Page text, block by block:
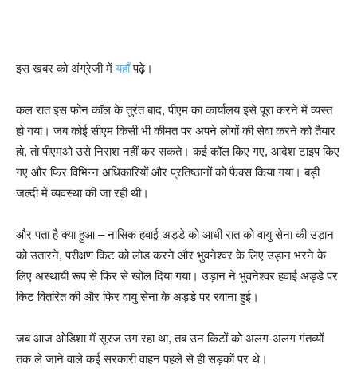
इस खबर को अंग्रेजी मेंयहाँपढ़े।
कल रात इस फोन कॉल के तुरंत बाद, पीएम का कार्यालय इसे पूरा करने में व्यस्त
हो गया। जब कोई सीएम किसी भी कीमत पर अपने लोगों की सेवा करने को तैयार
हो, तो पीएमओ उसे निराश नहीं कर सकते। कई कॉल किए गए, आदेश टाइप किए
गए और फिर विभिन्न अधिकारियों और प्रतिष्ठानों को फैक्स किया गया। बड़ी
जल्दी में व्यवस्था की जा रही थी।
और पता है क्या हुआ – नासिक हवाई अड्डे को आधी रात को वायु सेना की उड़ान
को उतारने, परीक्षण किट को लोड करने और भुवनेश्वर के लिए उड़ान भरने के
लिए अस्थायी रूप से फिर से खोल दिया गया। उड़ान ने भुवनेश्वर हवाई अड्डे पर
किट वितरित की और फिर वायु सेना के अड्डे पर रवाना हुई।
जब आज ओडिशा में सूरज उग रहा था, तब उन किटों को अलग-अलग गंतव्यों
तक ले जाने वाले कई सरकारी वाहन पहले से ही सड़कों पर थे।